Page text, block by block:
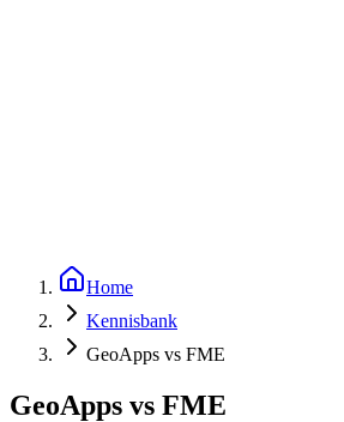
Home
Kennisbank
GeoApps vs FME
GeoApps vs FME